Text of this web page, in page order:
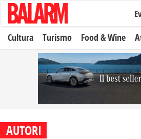
Cultura Turismo Food & Wine
AUTORI